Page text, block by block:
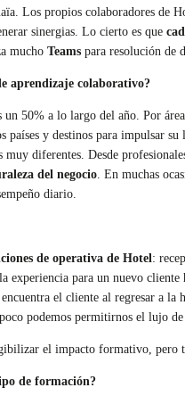
Los propios colaboradores de
sinergias. Lo cierto es que
mucho Teams para resolución de
aprendizaje colaborativo?
50% a lo largo del año. Por
y destinos para impulsar
diferentes. Desde
del negocio . En muchas
diario.
de operativa de Hotel :
experiencia para un nuevo
el cliente al regresar a
podemos permitirnos el lujo de
el impacto formativo,
de formación?